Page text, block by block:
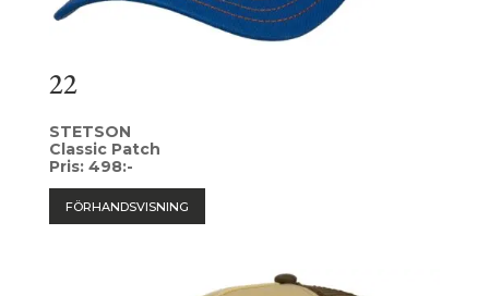
22
STETSON
Classic Patch
Pris: 498:-
FÖRHANDSVISNING